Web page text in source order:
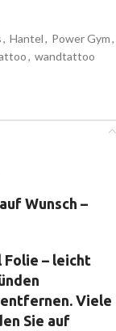
, Hantel, Power Gym,
, wandtattoo
Wunsch –
– leicht
Viele
Sie auf